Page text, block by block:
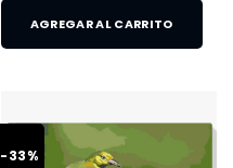
AGREGAR AL CARRITO
-33%